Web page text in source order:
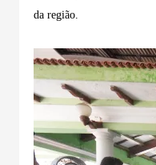
da região.